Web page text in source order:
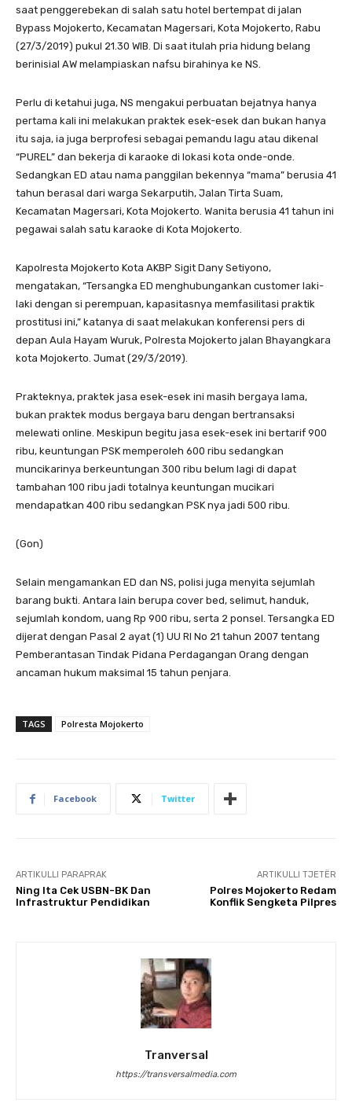
saat penggerebekan di salah satu hotel bertempat di jalan
Bypass Mojokerto, Kecamatan Magersari, Kota Mojokerto, Rabu
(27/3/2019) pukul 21.30 WIB. Di saat itulah pria hidung belang
berinisial AW melampiaskan nafsu birahinya ke NS.
Perlu di ketahui juga, NS mengakui perbuatan bejatnya hanya
pertama kali ini melakukan praktek esek-esek dan bukan hanya
itu saja, ia juga berprofesi sebagai pemandu lagu atau dikenal
“PUREL” dan bekerja di karaoke di lokasi kota onde-onde.
Sedangkan ED atau nama panggilan bekennya “mama” berusia 41
tahun berasal dari warga Sekarputih, Jalan Tirta Suam,
Kecamatan Magersari, Kota Mojokerto. Wanita berusia 41 tahun ini
pegawai salah satu karaoke di Kota Mojokerto.
Kapolresta Mojokerto Kota AKBP Sigit Dany Setiyono,
mengatakan, “Tersangka ED menghubungankan customer laki-
laki dengan si perempuan, kapasitasnya memfasilitasi praktik
prostitusi ini,” katanya di saat melakukan konferensi pers di
depan Aula Hayam Wuruk, Polresta Mojokerto jalan Bhayangkara
kota Mojokerto. Jumat (29/3/2019).
Prakteknya, praktek jasa esek-esek ini masih bergaya lama,
bukan praktek modus bergaya baru dengan bertransaksi
melewati online. Meskipun begitu jasa esek-esek ini bertarif 900
ribu, keuntungan PSK memperoleh 600 ribu sedangkan
muncikarinya berkeuntungan 300 ribu belum lagi di dapat
tambahan 100 ribu jadi totalnya keuntungan mucikari
mendapatkan 400 ribu sedangkan PSK nya jadi 500 ribu.
(Gon)
Selain mengamankan ED dan NS, polisi juga menyita sejumlah
barang bukti. Antara lain berupa cover bed, selimut, handuk,
sejumlah kondom, uang Rp 900 ribu, serta 2 ponsel. Tersangka ED
dijerat dengan Pasal 2 ayat (1) UU RI No 21 tahun 2007 tentang
Pemberantasan Tindak Pidana Perdagangan Orang dengan
ancaman hukum maksimal 15 tahun penjara.
TAGS Polresta Mojokerto
Facebook Twitter
ARTIKULLI PARAPRAK
Ning Ita Cek USBN-BK Dan
Infrastruktur Pendidikan
ARTIKULLI TJETËR
Polres Mojokerto Redam
Konflik Sengketa Pilpres
Tranversal
https://transversalmedia.com